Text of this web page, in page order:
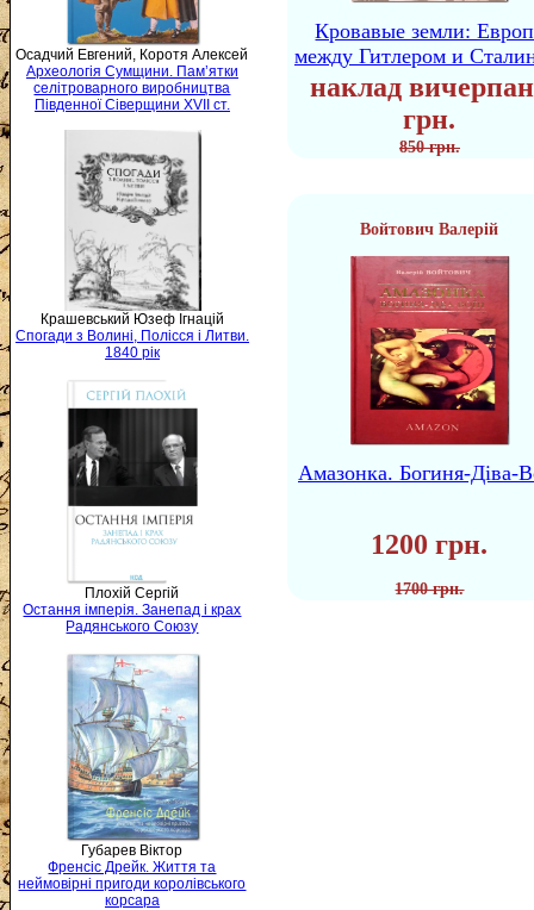
Осадчий Евгений, Коротя Алексей
Археологія Сумщини. Пам’ятки
селітроварного виробництва
Південної Сіверщини XVII ст.
Крашевський Юзеф Ігнацій
Спогади з Волині, Полісся і Литви.
1840 рік
Плохій Сергій
Остання імперія. Занепад і крах
Радянського Союзу
Губарев Віктор
Френсіс Дрейк. Життя та
неймовірні пригоди королівського
корсара
Кровавые земли:
между Гитлером и
наклад
грн.
850 грн.
Войтович Валерій
Амазонка. Богиня-Діва-
1200 грн.
1700 грн.